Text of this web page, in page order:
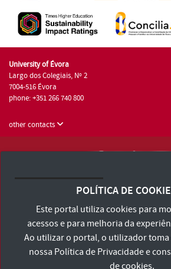
University of Évora
Largo dos Colegiais, Nº 2
7004-516 Évora
phone: +351 266 740 800
other contacts
Terms and Conditions and
Accessibility Statement
POLÍTICA DE
Este portal utiliza cookies para
acessos e para melhoria da
Ao utilizar o portal, o utilizador
nossa Política de Privacidadee
de cookies.